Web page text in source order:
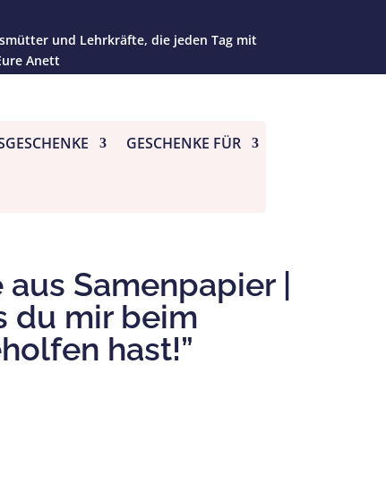
und Lehrkräfte, die jeden Tag mit
Anett
GESCHENKE FÜR
Samenpapier |
du mir beim
hast!”